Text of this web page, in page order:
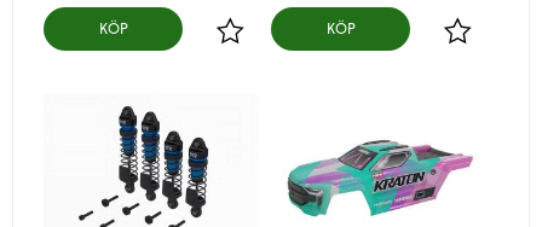
Lägg till i favoriter
KÖP
Lägg till i
KÖP